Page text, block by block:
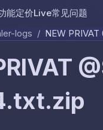
能定价Live常见问题
logs / NEW